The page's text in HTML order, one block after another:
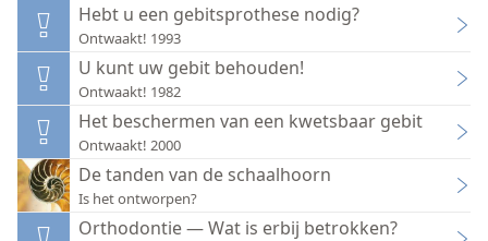
Hebt u een gebitsprothese nodig?
Ontwaakt! 1993
U kunt uw gebit behouden!
Ontwaakt! 1982
Het beschermen van een kwetsbaar gebit
Ontwaakt! 2000
De tanden van de schaalhoorn
Is het ontworpen?
Orthodontie — Wat is erbij betrokken?